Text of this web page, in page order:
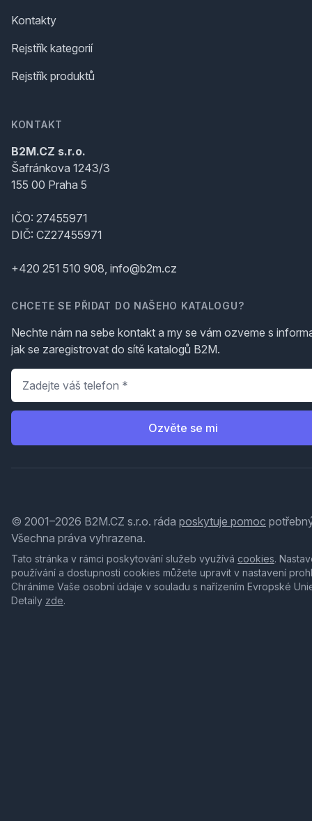
Kontakty
Rejstřík kategorií
Rejstřík produktů
KONTAKT
B2M.CZ s.r.o.
Šafránkova 1243/3
155 00 Praha 5
IČO: 27455971
DIČ: CZ27455971
+420 251 510 908, info@b2m.cz
CHCETE SE PŘIDAT DO NAŠEHO KATALOGU?
Nechte nám na sebe kontakt a my se vám ozveme s
jak se zaregistrovat do sítě katalogů B2M.
Telefon
Ozvěte se mi
© 2001–2026 B2M.CZ s.r.o. ráda poskytuje pomoc
Všechna práva vyhrazena.
Tato stránka v rámci poskytování služeb využívá cookies.
používání a dostupnosti cookies můžete upravit v nastavení
Chráníme Vaše osobní údaje v souladu s nařízením Evropské
Detaily zde.